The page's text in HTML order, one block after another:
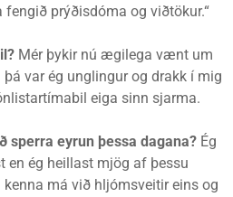
prýðisdóma og viðtökur.“
Mér þykir nú ægilega vænt um
var ég unglingur og drakk í mig
eiga sinn sjarma.
sperra eyrun þessa dagana? Ég
ég heillast mjög af þessu
má við hljómsveitir eins og